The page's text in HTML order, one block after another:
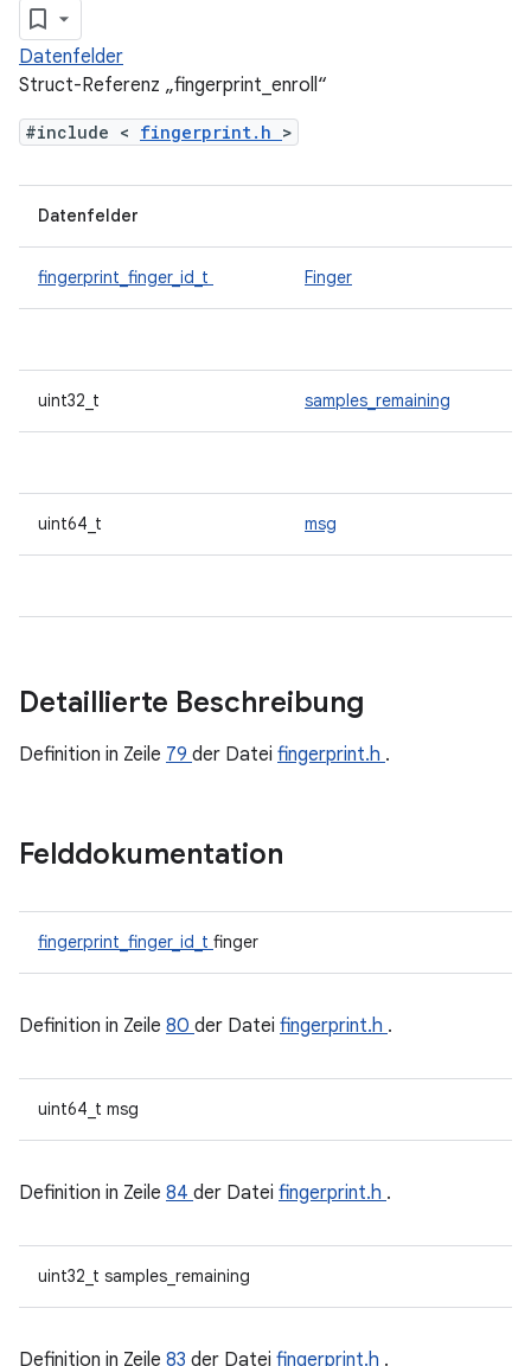
Datenfelder
Struct-Referenz „fingerprint_enroll“
#include < fingerprint.h >
Datenfelder
fingerprint_finger_id_t Finger
uint32_t samples_remaining
uint64_t msg
Detaillierte Beschreibung
Definition in Zeile 79 der Datei fingerprint.h .
Felddokumentation
fingerprint_finger_id_t finger
Definition in Zeile 80 der Datei fingerprint.h .
uint64_t msg
Definition in Zeile 84 der Datei fingerprint.h .
uint32_t samples_remaining
Definition in Zeile 83 der Datei fingerprint.h .